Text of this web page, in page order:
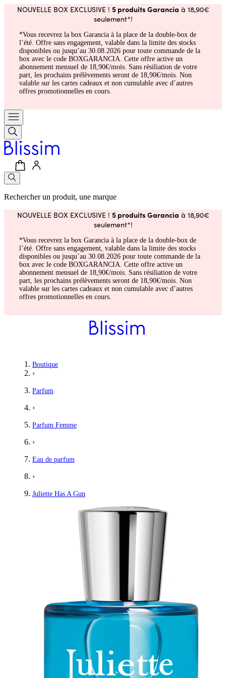
NOUVELLE BOX EXCLUSIVE ! 5 produits Garancia à 18,90€
seulement*!
*Vous recevrez la box Garancia à la place de la double-box de
l’été. Offre sans engagement, valable dans la limite des stocks
disponibles ou jusqu’au 30.08.2026 pour toute commande de la
box avec le code BOXGARANCIA. Cette offre active un
abonnement mensuel de 18,90€/mois. Sans résiliation de votre
part, les prochains prélèvements seront de 18,90€/mois. Non
valable sur les cartes cadeaux et non cumulable avec d’autres
offres promotionnelles en cours.
Rechercher un produit, une marque
NOUVELLE BOX EXCLUSIVE ! 5 produits Garancia à 18,90€
seulement*!
*Vous recevrez la box Garancia à la place de la double-box de
l’été. Offre sans engagement, valable dans la limite des stocks
disponibles ou jusqu’au 30.08.2026 pour toute commande de la
box avec le code BOXGARANCIA. Cette offre active un
abonnement mensuel de 18,90€/mois. Sans résiliation de votre
part, les prochains prélèvements seront de 18,90€/mois. Non
valable sur les cartes cadeaux et non cumulable avec d’autres
offres promotionnelles en cours.
Boutique
›
Parfum
›
Parfum Femme
›
Eau de parfum
›
Juliette Has A Gun